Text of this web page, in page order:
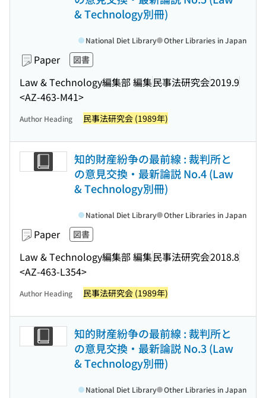
& Technology別冊)
Paper 図書
Law & Technology編集部 編集民事法研究会2019.9
<AZ-463-M41>
National Diet Library Other Libraries in Japan
Author Heading 民事法研究会 (1989年)
知的財産紛争の最前線 : 裁判所と
の意見交換・最新論説 No.4 (Law
& Technology別冊)
Paper 図書
Law & Technology編集部 編集民事法研究会2018.8
<AZ-463-L354>
National Diet Library Other Libraries in Japan
Author Heading 民事法研究会 (1989年)
知的財産紛争の最前線 : 裁判所と
の意見交換・最新論説 No.3 (Law
& Technology別冊)
National Diet Library Other Libraries in Japan